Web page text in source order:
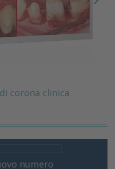
corona clinica
numero